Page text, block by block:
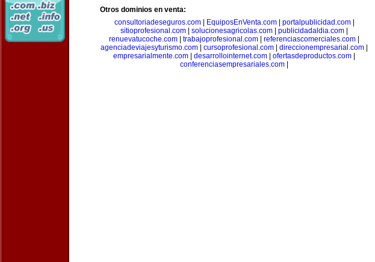
Otros dominios en venta:
consultoriadeseguros.com| EquiposEnVenta.com| portalpublicidad.com|
sitioprofesional.com
solucionesagricolas.com publicidadaldia.com
renuevatucoche.com
trabajoprofesional.com referenciascomerciales.com
agenciadeviajesyturismo.com
cursoprofesional.com direccionempresarial.com
empresarialmente.com
desarrollointernet.com ofertasdeproductos.com
conferenciasempresariales.com